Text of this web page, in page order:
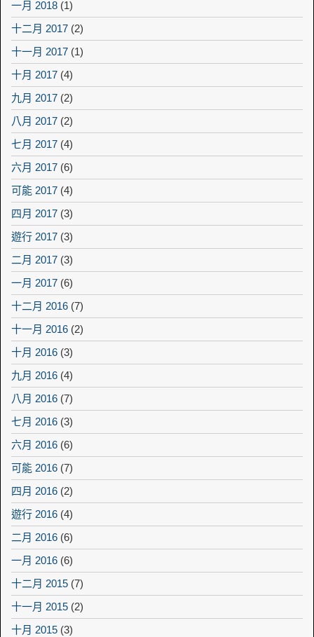
一月 2018 (1)
十二月 2017 (2)
十一月 2017 (1)
十月 2017 (4)
九月 2017 (2)
八月 2017 (2)
七月 2017 (4)
六月 2017 (6)
可能 2017 (4)
四月 2017 (3)
遊行 2017 (3)
二月 2017 (3)
一月 2017 (6)
十二月 2016 (7)
十一月 2016 (2)
十月 2016 (3)
九月 2016 (4)
八月 2016 (7)
七月 2016 (3)
六月 2016 (6)
可能 2016 (7)
四月 2016 (2)
遊行 2016 (4)
二月 2016 (6)
一月 2016 (6)
十二月 2015 (7)
十一月 2015 (2)
十月 2015 (3)